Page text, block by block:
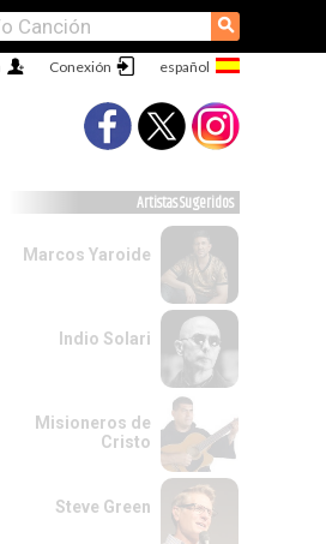
⚲
Conexión
Artistas Sugeridos
Marcos Yaroide
Indio Solari
Misioneros de
Cristo
Steve Green